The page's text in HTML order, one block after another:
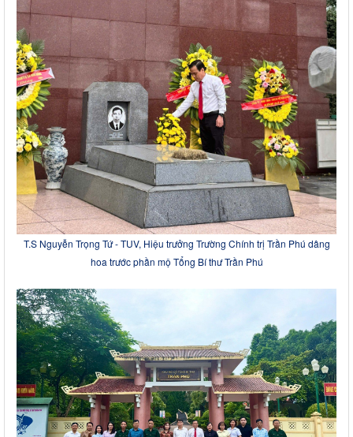
T.S Nguyễn Trọng Tứ - TUV, Hiệu trưởng Trường Chính trị Trần Phú dâng
hoa trước phần mộ Tổng Bí thư Trần Phú